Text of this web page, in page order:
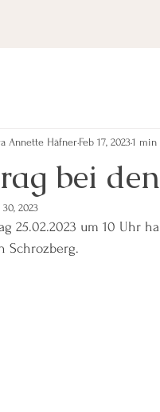
bei
Annette Häfner Feb 17, 20231 min
2023
25.02.2023 um 10 Uhr
Schrozberg.